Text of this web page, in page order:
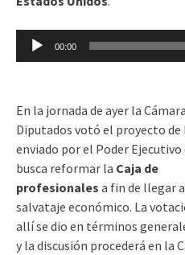
Reproductor
00:00
En la jornada de ayer la
Diputados votó el proyecto de
enviado por el Poder Ejecutivo
busca reformar la Caja de
profesionales a fin de llegar
salvataje económico. La
allí se dio en términos
y la discusión procederá en la